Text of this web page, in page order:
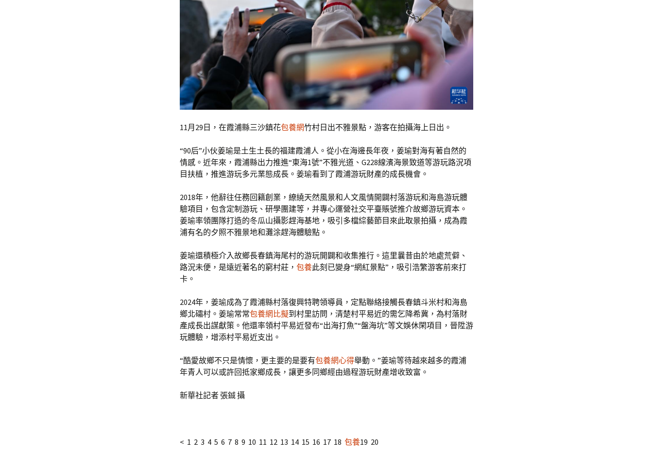
11月29日，在霞浦縣三沙鎮花包養網竹村日出不雅景點，游客在拍攝海上日出。
“90后”小伙姜瑜是土生土長的福建霞浦人。從小在海邊長年夜，姜瑜對海有著自然的
情感。近年來，霞浦縣出力推進“東海1號”不雅光道、G228線濱海景致道等游玩路況項
目扶植，推進游玩多元業態成長。姜瑜看到了霞浦游玩財產的成長機會。
2018年，他辭往任務回籍創業，繚繞天然風景和人文風情開闢村落游玩和海島游玩體
驗項目，包含定制游玩、研學團建等，并專心運營社交平臺賬號推介故鄉游玩資本。
姜瑜率領團隊打造的冬瓜山攝影趕海基地，吸引多檔綜藝節目來此取景拍攝，成為霞
浦有名的夕照不雅景地和灘涂趕海體驗點。
姜瑜還積極介入故鄉長春鎮海尾村的游玩開闢和收集推行。這里曩昔由於地處荒僻、
路況未便，是遠近著名的窮村莊， 包養此刻已變身“網紅景點”，吸引浩繁游客前來打
卡。
2024年，姜瑜成為了霞浦縣村落復興特聘領導員，定點聯絡接觸長春鎮斗米村和海島
鄉北礵村。姜瑜常常包養網比擬到村里訪問，清楚村平易近的需乞降希冀，為村落財
產成長出謀獻策。他還率領村平易近發布“出海打魚”“盤海坑”等文娛休閑項目，晉陞游
玩體驗，增添村平易近支出。
“酷愛故鄉不只是情懷，更主要的是要有包養網心得舉動。”姜瑜等待越來越多的霞浦
年青人可以或許回抵家鄉成長，讓更多同鄉經由過程游玩財產增收致富。
新華社記者 張鋮 攝
< 1 2 3 4 5 6 7 8 9 10 11 12 13 14 15 16 17 18 包養19 20